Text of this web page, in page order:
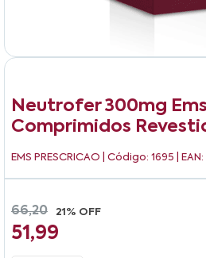
Neutrofer 300mg
Comprimidos
EMS PRESCRICAO | Código: 1695 |
66,20 21% OFF
51,99